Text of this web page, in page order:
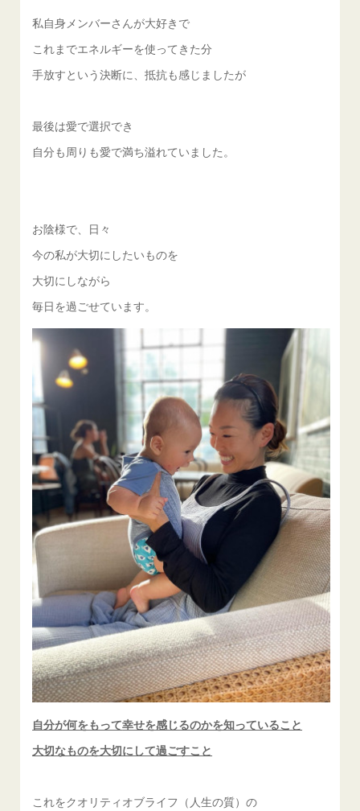
私自身メンバーさんが大好きで
これまでエネルギーを使ってきた分
手放すという決断に、抵抗も感じましたが
最後は愛で選択でき
自分も周りも愛で満ち溢れていました。
お陰様で、日々
今の私が大切にしたいものを
大切にしながら
毎日を過ごせています。
自分が何をもって幸せを感じるのかを知っていること
大切なものを大切にして過ごすこと
これをクオリティオブライフ（人生の質）の